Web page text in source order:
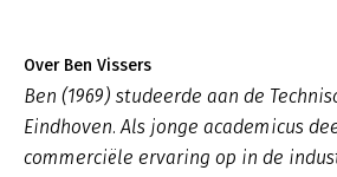
Over Ben Vissers
Ben (1969) studeerde aan de
Eindhoven. Als jonge academicus
commerciële ervaring op in de